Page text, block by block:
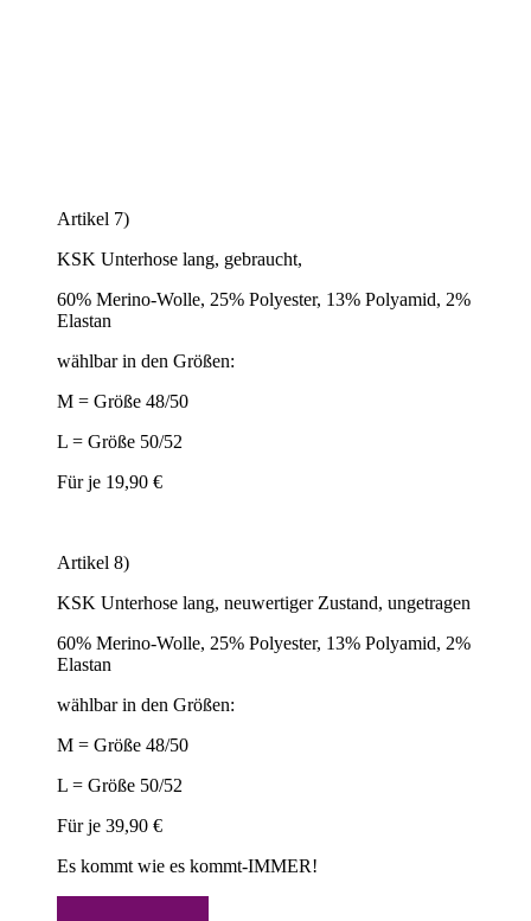
Artikel 7)
KSK Unterhose lang, gebraucht,
60% Merino-Wolle, 25% Polyester, 13% Polyamid, 2%
Elastan
wählbar in den Größen:
M = Größe 48/50
L = Größe 50/52
Für je 19,90 €
Artikel 8)
KSK Unterhose lang, neuwertiger Zustand, ungetragen
60% Merino-Wolle, 25% Polyester, 13% Polyamid, 2%
Elastan
wählbar in den Größen:
M = Größe 48/50
L = Größe 50/52
Für je 39,90 €
Es kommt wie es kommt-IMMER!